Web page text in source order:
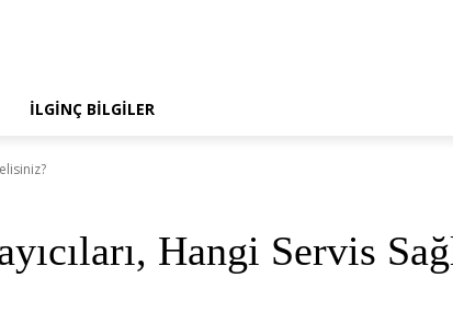
İLGİNÇ BİLGİLER
Hangi Servis